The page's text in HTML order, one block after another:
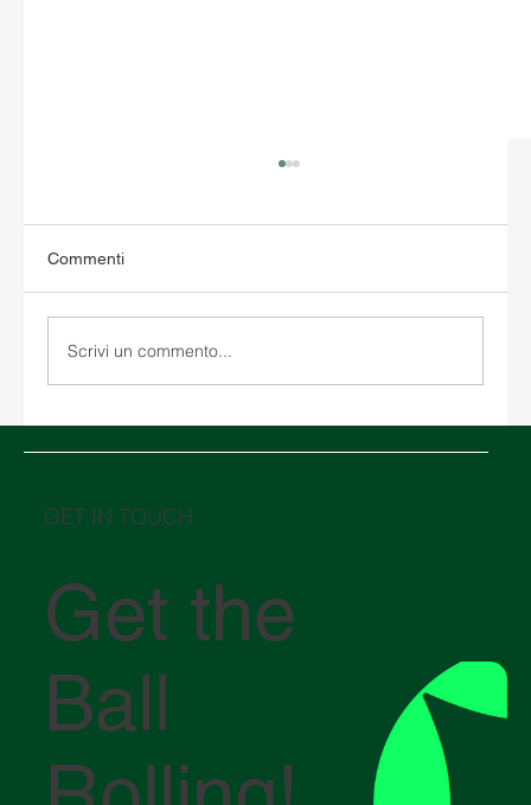
Commenti
Scrivi un commento...
GET IN TOUCH
Get the
Ball